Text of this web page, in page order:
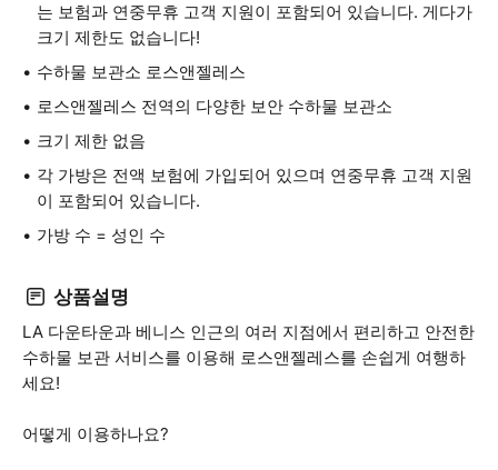
는 보험과 연중무휴 고객 지원이 포함되어 있습니다. 게다가
크기 제한도 없습니다!
수하물 보관소 로스앤젤레스
로스앤젤레스 전역의 다양한 보안 수하물 보관소
크기 제한 없음
각 가방은 전액 보험에 가입되어 있으며 연중무휴 고객 지원
이 포함되어 있습니다.
가방 수 = 성인 수
상품설명
LA 다운타운과 베니스 인근의 여러 지점에서 편리하고 안전한
수하물 보관 서비스를 이용해 로스앤젤레스를 손쉽게 여행하
세요!
어떻게 이용하나요?